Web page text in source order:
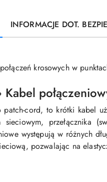
INFORMACJE DOT.
krosowych w
cord, to krótki kabel
przełącznika
występują w różnych
pozwalając na